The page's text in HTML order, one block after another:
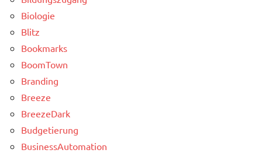
Biologie
Blitz
Bookmarks
BoomTown
Branding
Breeze
BreezeDark
Budgetierung
BusinessAutomation